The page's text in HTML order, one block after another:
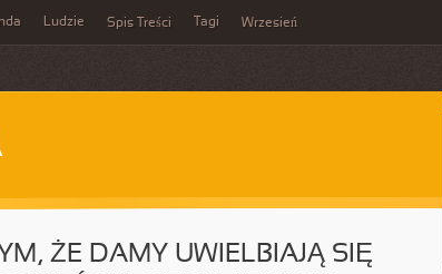
Ludzie Spis Treści Tagi Wrzesień
ŻE DAMY UWIELBIAJĄ SIĘ